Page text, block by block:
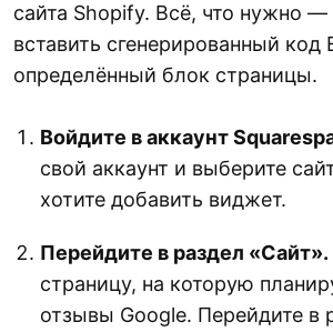
сайта Shopify. Всё, что нужно —
вставить сгенерированный код
определённый блок страницы.
Войдите в аккаунт
свой аккаунт и выберите
хотите добавить виджет.
Перейдите в раздел «Сайт».
страницу, на которую
отзывы Google. Перейдите в